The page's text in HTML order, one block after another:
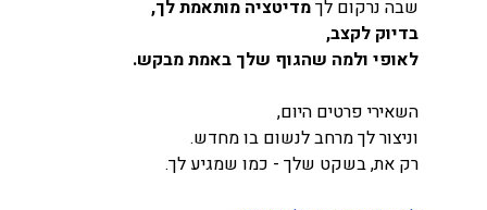
שבה נרקום לך מדיטציה מותאמת לך,
בדיוק לקצב,
לאופי ולמה שהגוף שלך באמת מבקש.
השאירי פרטים היום,
וניצור לך מרחב לנשום בו מחדש.
רק את, בשקט שלך - כמו שמגיע לך.